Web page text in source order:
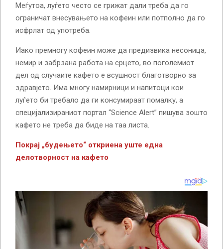
Меѓутоа, луѓето често се грижат дали треба да го
ограничат внесувањето на кофеин или потполно да го
исфрлат од употреба.
Иако премногу кофеин може да предизвика несоница,
немир и забрзана работа на срцето, во поголемиот
дел од случаите кафето е всушност благотворно за
здравјето. Има многу намирници и напитоци кои
луѓето би требало да ги консумираат помалку, а
специјализираниот портал “Science Alert” пишува зошто
кафето не треба да биде на таа листа.
Покрај „будењето“ откриена уште една
делотворност на кафето